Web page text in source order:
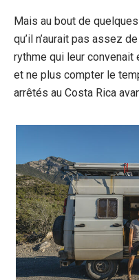
Mais au bout de
qu’il n’aurait pas assez
rythme qui leur
et ne plus compter le
arrêtés au Costa Rica